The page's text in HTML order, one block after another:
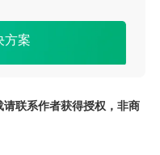
方案
联系作者获得授权，非商